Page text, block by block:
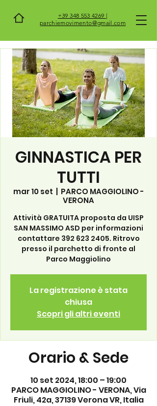
+39 348 553 4269 |
parchiemovimento@gmail.com
GINNASTICA PER
TUTTI
mar 10 set
PARCO MAGGIOLINO -
VERONA
Attività GRATUITA proposta da UISP
SAN MASSIMO ASD per informazioni
contattare 392 623 2405. Ritrovo
presso il parchetto di fronte al
Parco Maggiolino
La registrazione è stata
chiusa
Scopri gli altri eventi
Orario & Sede
10 set 2024, 18:00 – 19:00
PARCO MAGGIOLINO - VERONA, Via
Friuli, 42a, 37139 Verona VR, Italia